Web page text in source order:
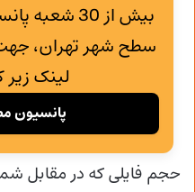
بیش از 30
سطح شهر تهران،
لینک زیر
پانسیون